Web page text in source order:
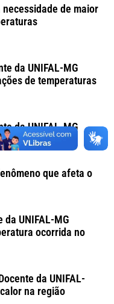
necessidade de maior
da UNIFAL-MG
de temperaturas
da UNIFAL-MG
que afeta o
da UNIFAL-MG
ocorrida no
da UNIFAL-
na região